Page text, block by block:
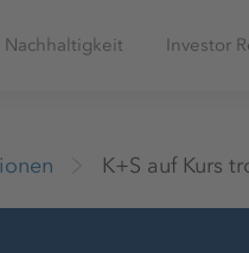
Nachhaltigkeit Investor
K+S auf Kurs